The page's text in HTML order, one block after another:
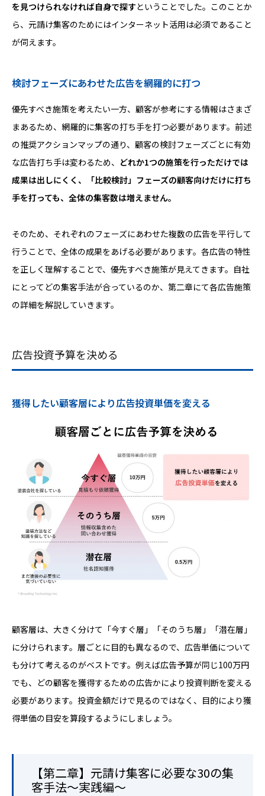
を見つけられなければ自身で探すということでした。このことか
ら、元請け集客のためにはインターネット活用は必須であること
が伺えます。
検討フェーズにあわせた広告を網羅的に打つ
優先すべき施策を考えたい一方、顧客が参考にする情報はさまざ
まあるため、網羅的に集客の打ち手を打つ必要があります。前述
の推奨アクションマップの通り、顧客の検討フェーズごとに有効
な広告打ち手は変わるため、 どれか1つの施策を行っただけでは
成果は出しにくく、「比較検討」フェーズの顧客向けだけに打ち
手を打っても、全体の集客数は増えません。
そのため、それぞれのフェーズにあわせた複数の広告を平行して
行うことで、全体の成果をあげる必要があります。各広告の特性
を正しく理解することで、優先すべき施策が見えてきます。自社
にとってどの集客手法が合っているのか、第二章にて各広告施策
の詳細を解説していきます。
広告投資予算を決める
獲得したい顧客層により広告投資単価を変える
顧客層は、大きく分けて「今すぐ層」「そのうち層」「潜在層」
に分けられます。層ごとに目的も異なるので、広告単価について
も分けて考えるのがベストです。例えば広告予算が同じ100万円
でも、どの顧客を獲得するための広告かにより投資判断を変える
必要があります。投資金額だけで見るのではなく、目的により獲
得単価の目安を算段するようにしましょう。
【第二章】元請け集客に必要な30の集
客手法～実践編～